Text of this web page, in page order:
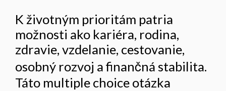
K životným prioritám patria
možnosti ako kariéra, rodina,
zdravie, vzdelanie, cestovanie,
osobný rozvoj a finančná stabilita.
Táto multiple choice otázka